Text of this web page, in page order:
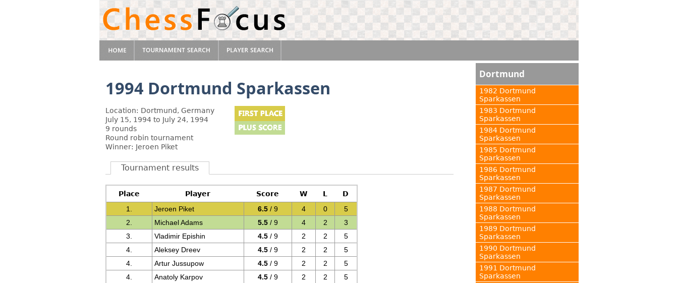
1994 Dortmund Sparkassen
Location: Dortmund, Germany
July 15, 1994 to July 24, 1994
9 rounds
Round robin tournament
Winner: Jeroen Piket
Tournament results
Place Player Score W L
D
1.
Jeroen Piket 6.5 / 9 4 0
5
2.
Michael Adams 5.5 / 9 4 2
3
3.
Vladimir Epishin 4.5 / 9 2 2
5
4.
Aleksey Dreev 4.5 / 9 2 2
5
4.
Artur Jussupow 4.5 / 9 2 2
5
4.
Anatoly Karpov 4.5 / 9 2 2
5
Dortmund
1982 Dortmund
Sparkassen
1983 Dortmund
Sparkassen
1984 Dortmund
Sparkassen
1985 Dortmund
Sparkassen
1986 Dortmund
Sparkassen
1987 Dortmund
Sparkassen
1988 Dortmund
Sparkassen
1989 Dortmund
Sparkassen
1990 Dortmund
Sparkassen
1991 Dortmund
Sparkassen